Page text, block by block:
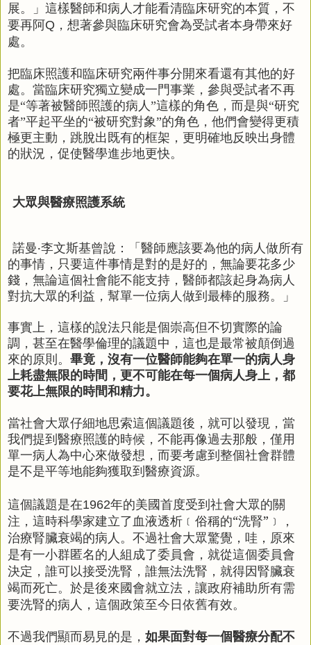
展。」這樣醫師和病人才能看清臨床研究的本質，不
要再阿Q ，想著參與臨床研究會為受試者本身帶來好
處。
把臨床照護和臨床研究兩件事分開來看還有其他的好
處。當臨床研究獨立變成一門事業，參與受試者不再
是“等著被醫師照護的病人”這樣的角色，而是與“研究
者”平起平坐的“被研究對象”的角色，他們會變得更積
極更主動，跳脫出既有的框架，更明確地反映出身體
的狀況，促使醫學進步地更快。
大眾與醫療照護系統
諾曼‧李文斯基曾說：「醫師應該要為他的病人做所有
的事情，只要這件事情是對的是好的，無論要花多少
錢，無論這個社會能不能支持，醫師都該起身為病人
對抗大眾的利益，幫單一位病人做到最棒的服務。」
事實上，這樣的說法只能是個崇高但不切實際的論
調，甚至在醫學倫理的議題中，這也是最常被顛倒過
來的原則。 畢竟，沒有一位醫師能夠在單一的病人身
上耗盡無限的時間，更不可能在每一個病人身上，都
要花上無限的時間和精力。
當社會大眾仔細地思索這個議題後，就可以發現，當
我們提到醫療照護的時候，不能再像過去那般，僅用
單一病人為中心來做發想，而要考慮到整個社會群體
是不是平等地能夠獲取到醫療資源。
這個議題是在1962年的美國首度受到社會大眾的關
注，這時科學家建立了血液透析 ﹝ 俗稱的“洗腎”﹞，
治療腎臟衰竭的病人。不過社會大眾驚覺，哇，原來
是有一小群匿名的人組成了委員會，就從這個委員會
決定，誰可以接受洗腎，誰無法洗腎，就得因腎臟衰
竭而死亡。於是後來國會就立法，讓政府補助所有需
要洗腎的病人，這個政策至今日依舊有效。
不過我們顯而易見的是， 如果面對每一個醫療分配不